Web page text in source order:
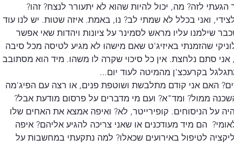
לזה? מה, יכול להיות שהוא לא יתעורר לנצח? זהו?
ואני בכלל לא שמתי לב? נו, באמת. איזה שטות. יש לנו עוד
שילמנו עליו מראש לסמינר על ציונות ויהדות שאי אפשר
שהזמנתי באיזיג'ט שאם מישהו לא מגיע לטיסה מכל סיבה
אני סתם נלחצת. אין כל סיכוי שקרה לו משהו. מיד הוא מסתובב
בקרעכצ'ן מהמיטה לעוד יום...
האם אני קודם מתלבשת ושוטפת פנים, או רצה עם הפיג'מה
ממול? ומד"א? ועם מי מדברים על פרסום מודעת אבל?
על הניסוחים. קופירייטר, לא? ואיפה אמצא את האחים שלו
הם מיד מעודכנים או שאני צריכה להגיע אליהם? איפה
לטיפול באירועים שכאלו? למה נתקעתי במחשבות על